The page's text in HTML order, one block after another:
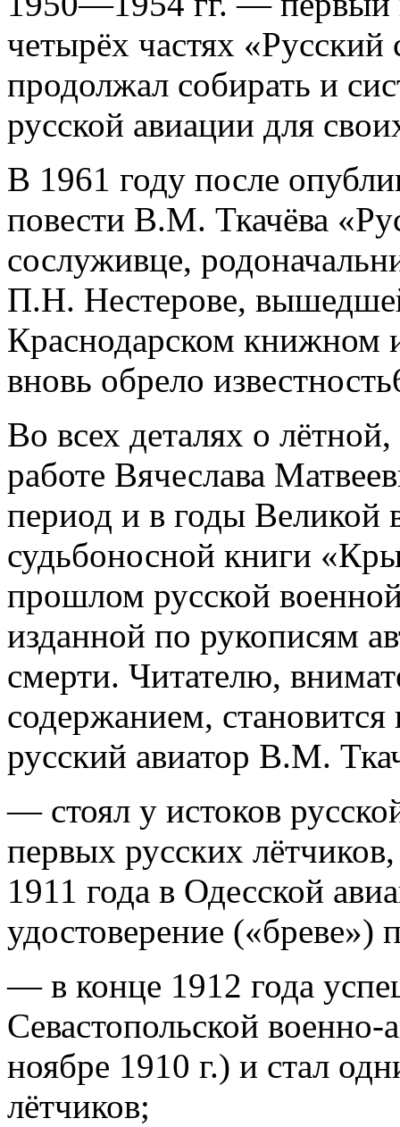
четырёх частях
продолжал собирать и
русской авиации для
В 1961 году после
повести В.М. Ткачёва
сослуживце,
П.Н. Нестерове,
Краснодарском книжном
вновь обрело
Во всех деталях о
работе Вячеслава
период и в годы Великой
судьбоносной книги
прошлом русской
изданной по рукописям
смерти. Читателю,
содержанием,
русский авиатор В.М.
— стоял у истоков
первых русских
1911 года в Одесской
удостоверение
— в конце 1912 года
Севастопольской
ноябре 1910 г.) и стал
лётчиков;